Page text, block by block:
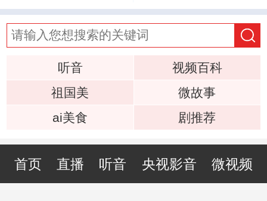
听音
视频百科
祖国美
微故事
ai美食
剧推荐
首页 直播 听音 央视影音 微视频